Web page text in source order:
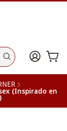
(Inspirado en